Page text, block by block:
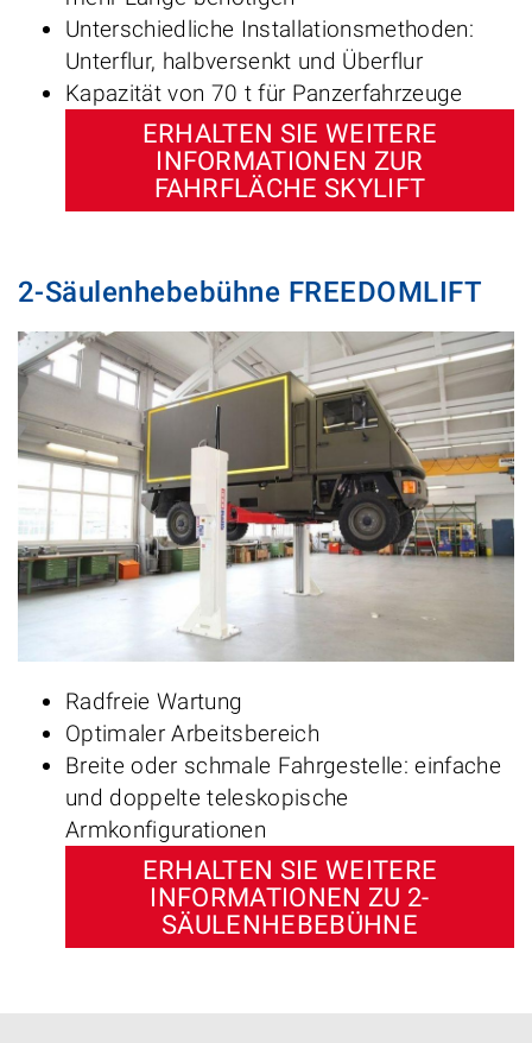
Unterschiedliche Installationsmethoden:
Unterflur, halbversenkt und Überflur
Kapazität von 70 t für Panzerfahrzeuge
ERHALTEN SIE WEITERE
INFORMATIONEN ZUR
FAHRFLÄCHE SKYLIFT
2-Säulenhebebühne FREEDOMLIFT
Radfreie Wartung
Optimaler Arbeitsbereich
Breite oder schmale Fahrgestelle: einfache
und doppelte teleskopische
Armkonfigurationen
ERHALTEN SIE WEITERE
INFORMATIONEN ZU 2-
SÄULENHEBEBÜHNE